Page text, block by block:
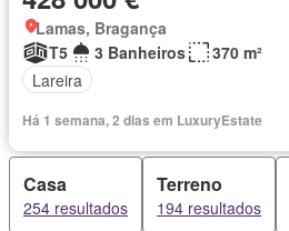
Lamas, Bragança
T5
3 Banheiros
370 m²
Lareira
Há 1 semana, 2 dias em LuxuryEstate
Casa
254 resultados
Terreno
194 resultados